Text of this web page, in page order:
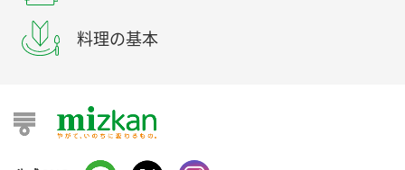
料理の基本